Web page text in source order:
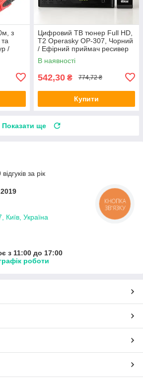
з
/
Цифровий ТВ тюнер Full HD,
Т2 Operasky OP-307, Чорний
/ Ефірний приймач ресивер
для телевізора / Телевізійна
приставка з Wi-Fi
В наявності
542,30 ₴ 774,72 ₴
Купити
Показати ще
за рік
Київ, Україна
з 11:00 до 17:00
роботи
КНОПКА
ЗВ'ЯЗКУ